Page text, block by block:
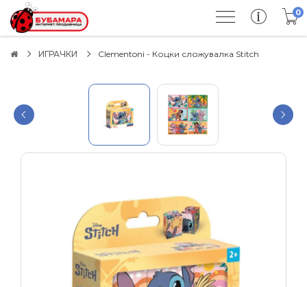
0
ИГРАЧКИ Clementoni - Коцки сложувалка Stitch